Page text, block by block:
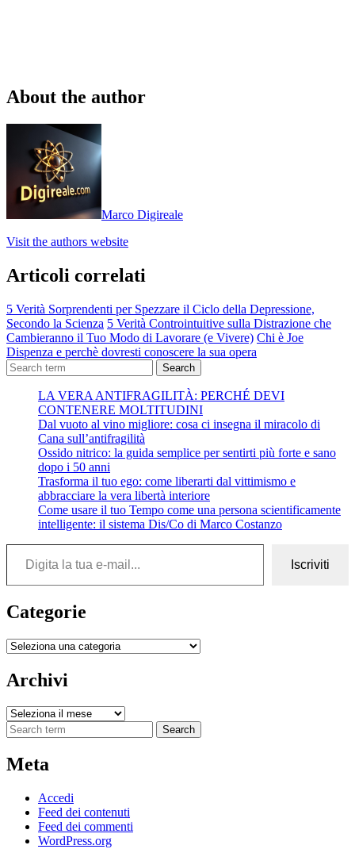
About the author
Marco Digireale
Visit the authors website
Articoli correlati
5 Verità Sorprendenti per Spezzare il Ciclo della Depressione,
Secondo la Scienza 5 Verità Controintuitive sulla Distrazione che
Cambieranno il Tuo Modo di Lavorare (e Vivere) Chi è Joe
Dispenza e perchè dovresti conoscere la sua opera
Search
LA VERA ANTIFRAGILITÀ: PERCHÉ DEVI
CONTENERE MOLTITUDINI
Dal vuoto al vino migliore: cosa ci insegna il miracolo di
Cana sull’antifragilità
Ossido nitrico: la guida semplice per sentirti più forte e sano
dopo i 50 anni
Trasforma il tuo ego: come liberarti dal vittimismo e
abbracciare la vera libertà interiore
Come usare il tuo Tempo come una persona scientificamente
intelligente: il sistema Dis/Co di Marco Costanzo
Digita la tua e-mail...
Iscriviti
Categorie
Categorie
Archivi
Archivi
Search
Meta
Accedi
Feed dei contenuti
Feed dei commenti
WordPress.org